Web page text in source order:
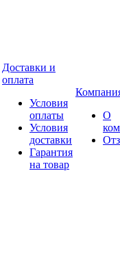
Доставки и
оплата
Условия
оплаты
Условия
доставки
Гарантия
на товар
О